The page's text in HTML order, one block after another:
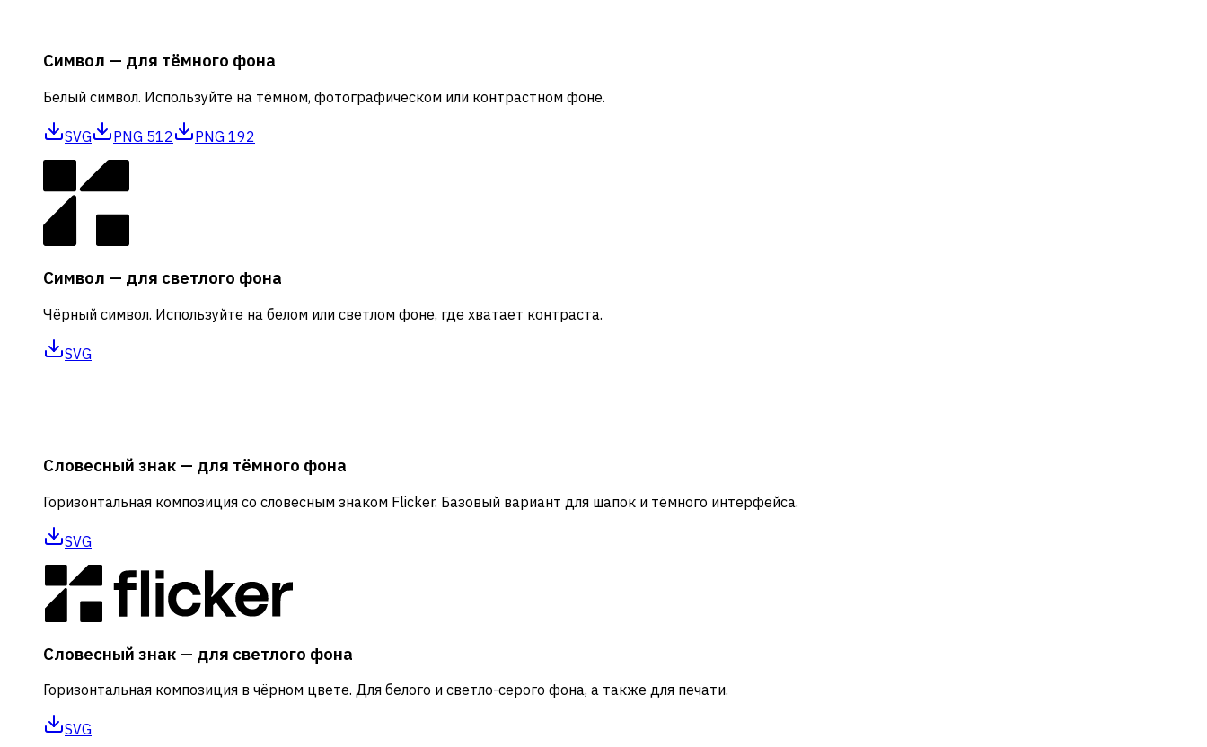
Символ — для тёмного фона
Белый символ. Используйте на тёмном, фотографическом или контрастном фоне.
SVG PNG 512 PNG 192
Символ — для светлого фона
Чёрный символ. Используйте на белом или светлом фоне, где хватает контраста.
SVG
Словесный знак — для тёмного фона
Горизонтальная композиция со словесным знаком Flicker. Базовый вариант для шапок и тёмного интерфейса.
SVG
Словесный знак — для светлого фона
Горизонтальная композиция в чёрном цвете. Для белого и светло-серого фона, а также для печати.
SVG